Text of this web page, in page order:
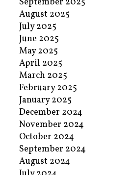
August 2025
July 2025
June 2025
May 2025
April 2025
March 2025
February 2025
January 2025
December 2024
November 2024
October 2024
September 2024
August 2024